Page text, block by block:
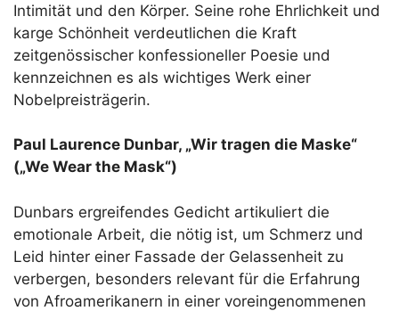
Intimität und den Körper. Seine rohe Ehrlichkeit und
karge Schönheit verdeutlichen die Kraft
zeitgenössischer konfessioneller Poesie und
kennzeichnen es als wichtiges Werk einer
Nobelpreisträgerin.
Paul Laurence Dunbar, „Wir tragen die Maske“
(„We Wear the Mask“)
Dunbars ergreifendes Gedicht artikuliert die
emotionale Arbeit, die nötig ist, um Schmerz und
Leid hinter einer Fassade der Gelassenheit zu
verbergen, besonders relevant für die Erfahrung
von Afroamerikanern in einer voreingenommenen